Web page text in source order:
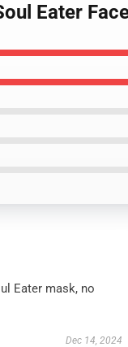
Eater
Eater mask, no
Dec 14, 2024